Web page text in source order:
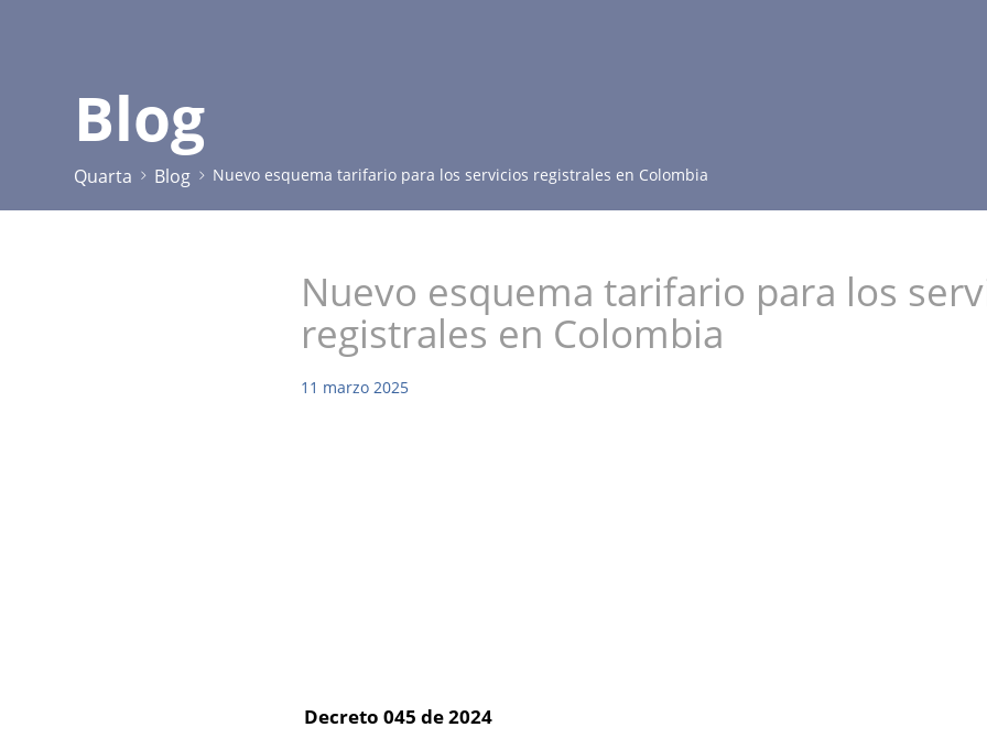
Blog
Quarta Blog Nuevo esquema tarifario para los servicios registrales en Colombia
Nuevo esquema tarifario para los
registrales en Colombia
11 marzo 2025
Decreto 045 de 2024